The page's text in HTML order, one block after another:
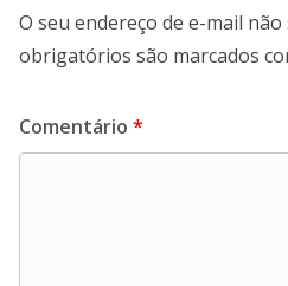
O seu endereço de e-mail
obrigatórios são marcados
Comentário *